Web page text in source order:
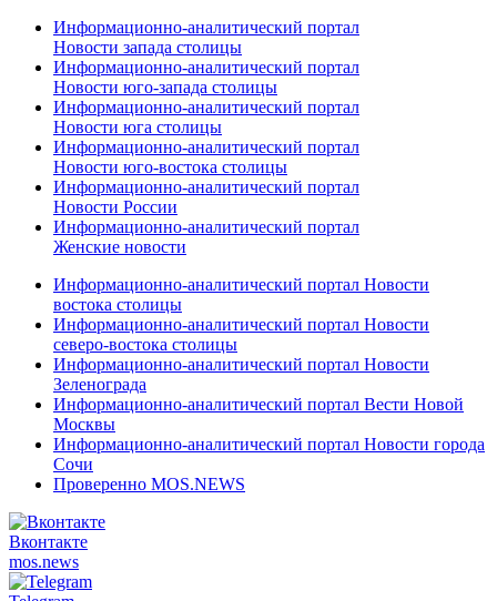
Информационно-аналитический портал
Новости запада столицы
Информационно-аналитический портал
Новости юго-запада столицы
Информационно-аналитический портал
Новости юга столицы
Информационно-аналитический портал
Новости юго-востока столицы
Информационно-аналитический портал
Новости России
Информационно-аналитический портал
Женские новости
Информационно-аналитический портал Новости
востока столицы
Информационно-аналитический портал Новости
северо-востока столицы
Информационно-аналитический портал Новости
Зеленограда
Информационно-аналитический портал Вести Новой
Москвы
Информационно-аналитический портал Новости города
Сочи
Проверенно MOS.NEWS
Вконтакте
mos.news